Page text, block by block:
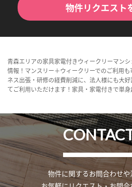
物件リクエスト
青森エリアの家具家電付きウィークリーマン
情報！マンスリー＋ウィークリーでのご利用
ネス出張・研修の経費削減に、法人様にも大
てご利用いただけます！家具・家電付きで単身
物件に関するお問合わせや